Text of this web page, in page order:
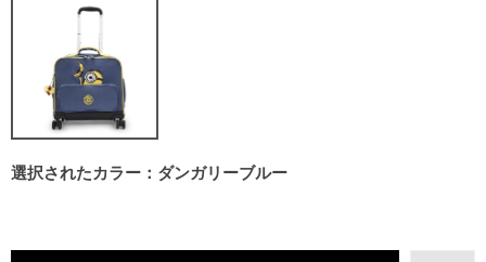
選択されたカラー：ダンガリーブルー